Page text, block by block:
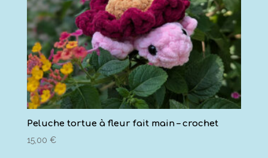
Peluche tortue à fleur fait main – crochet
15,00 €